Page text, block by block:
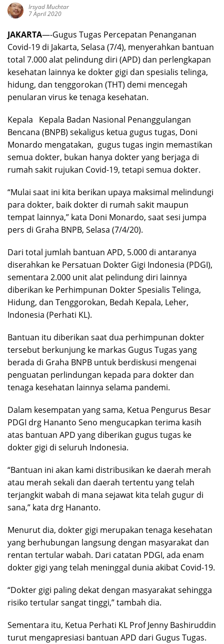
Irsyad Muchtar
7 April 2020
JAKARTA—-Gugus Tugas Percepatan Penanganan
Covid-19 di Jakarta, Selasa (7/4), menyerahkan bantuan
total 7.000 alat pelindung diri (APD) dan perlengkapan
kesehatan lainnya ke dokter gigi dan spesialis telinga,
hidung, dan tenggorokan (THT) demi mencegah
penularan virus ke tenaga kesehatan.
Kepala Kepala Badan Nasional Penanggulangan
Bencana (BNPB) sekaligus ketua gugus tugas, Doni
Monardo mengatakan, gugus tugas ingin memastikan
semua dokter, bukan hanya dokter yang berjaga di
rumah sakit rujukan Covid-19, tetapi semua dokter.
“Mulai saat ini kita berikan upaya maksimal melindungi
para dokter, baik dokter di rumah sakit maupun
tempat lainnya,” kata Doni Monardo, saat sesi jumpa
pers di Graha BNPB, Selasa (7/4/20).
Dari total jumlah bantuan APD, 5.000 di antaranya
diserahkan ke Persatuan Dokter Gigi Indonesia (PDGI),
sementara 2.000 unit alat pelindung diri lainnya
diberikan ke Perhimpunan Dokter Spesialis Telinga,
Hidung, dan Tenggorokan, Bedah Kepala, Leher,
Indonesia (Perhati KL).
Bantuan itu diberikan saat dua perhimpunan dokter
tersebut berkunjung ke markas Gugus Tugas yang
berada di Graha BNPB untuk berdiskusi mengenai
penguatan perlindungan kepada para dokter dan
tenaga kesehatan lainnya selama pandemi.
Dalam kesempatan yang sama, Ketua Pengurus Besar
PDGI drg Hananto Seno mengucapkan terima kasih
atas bantuan APD yang diberikan gugus tugas ke
dokter gigi di seluruh Indonesia.
“Bantuan ini akan kami distribusikan ke daerah merah
atau merah sekali dan daerah tertentu yang telah
terjangkit wabah di mana sejawat kita telah gugur di
sana,” kata drg Hananto.
Menurut dia, dokter gigi merupakan tenaga kesehatan
yang berhubungan langsung dengan masyarakat dan
rentan tertular wabah. Dari catatan PDGI, ada enam
dokter gigi yang telah meninggal dunia akibat Covid-19.
“Dokter gigi paling dekat dengan masyarakat sehingga
risiko tertular sangat tinggi,” tambah dia.
Sementara itu, Ketua Perhati KL Prof Jenny Bashiruddin
turut mengapresiasi bantuan APD dari Gugus Tugas.